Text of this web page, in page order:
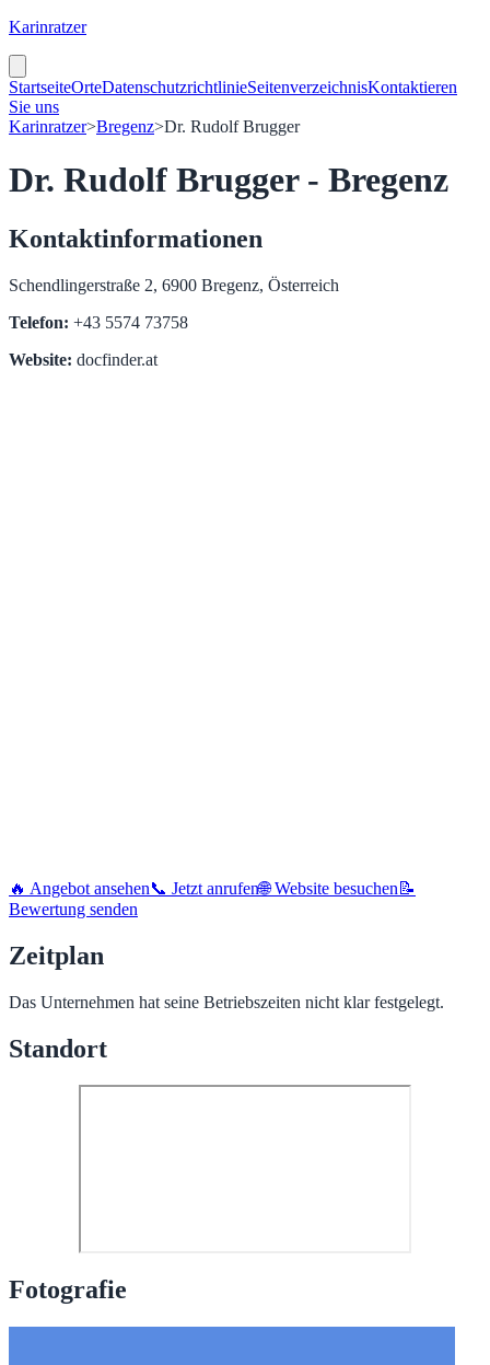
Karinratzer
StartseiteOrteDatenschutzrichtlinieSeitenverzeichnisKontaktieren
Sie uns
Karinratzer>Bregenz>Dr. Rudolf Brugger
Dr. Rudolf Brugger - Bregenz
Kontaktinformationen
Schendlingerstraße 2, 6900 Bregenz, Österreich
Telefon: +43 5574 73758
Website: docfinder.at
🔥 Angebot ansehen📞 Jetzt anrufen🌐 Website besuchen 📝
Bewertung senden
Zeitplan
Das Unternehmen hat seine Betriebszeiten nicht klar festgelegt.
Standort
Fotografie